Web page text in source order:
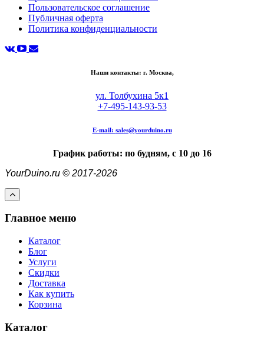
Пользовательское соглашение
Публичная оферта
Политика конфиденциальности
Наши контакты: г. Москва,
ул. Толбухина 5к1
+7-495-143-93-53
E-mail: sales@yourduino.ru
График работы: по будням, с 10 до 16
YourDuino.ru © 2017-2026
Главное меню
Каталог
Блог
Услуги
Скидки
Доставка
Как купить
Корзина
Каталог